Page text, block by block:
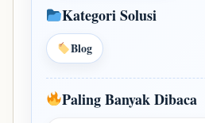
Kategori Solusi
Blog
Paling Banyak Dibaca